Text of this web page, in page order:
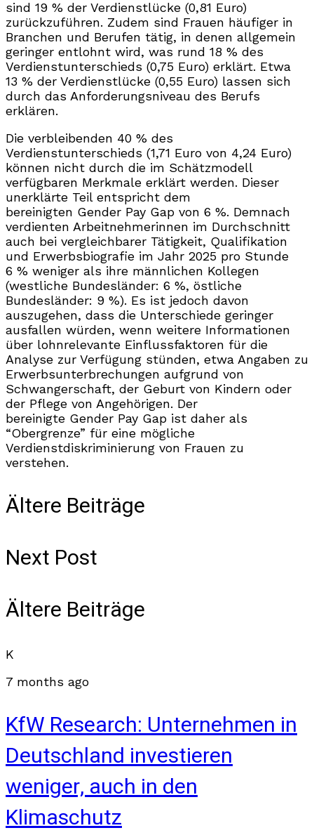
sind 19 % der Verdienstlücke (0,81 Euro)
zurückzuführen. Zudem sind Frauen häufiger in
Branchen und Berufen tätig, in denen allgemein
geringer entlohnt wird, was rund 18 % des
Verdienstunterschieds (0,75 Euro) erklärt. Etwa
13 % der Verdienstlücke (0,55 Euro) lassen sich
durch das Anforderungsniveau des Berufs
erklären.
Die verbleibenden 40 % des
Verdienstunterschieds (1,71 Euro von 4,24 Euro)
können nicht durch die im Schätzmodell
verfügbaren Merkmale erklärt werden. Dieser
unerklärte Teil entspricht dem
bereinigten Gender Pay Gap von 6 %. Demnach
verdienten Arbeitnehmerinnen im Durchschnitt
auch bei vergleichbarer Tätigkeit, Qualifikation
und Erwerbsbiografie im Jahr 2025 pro Stunde
6 % weniger als ihre männlichen Kollegen
(westliche Bundesländer: 6 %, östliche
Bundesländer: 9 %). Es ist jedoch davon
auszugehen, dass die Unterschiede geringer
ausfallen würden, wenn weitere Informationen
über lohnrelevante Einflussfaktoren für die
Analyse zur Verfügung stünden, etwa Angaben zu
Erwerbsunterbrechungen aufgrund von
Schwangerschaft, der Geburt von Kindern oder
der Pflege von Angehörigen. Der
bereinigte Gender Pay Gap ist daher als
“Obergrenze” für eine mögliche
Verdienstdiskriminierung von Frauen zu
verstehen.
Ältere Beiträge
Next Post
Ältere Beiträge
K
7 months ago
KfW Research: Unternehmen in
Deutschland investieren
weniger, auch in den
Klimaschutz